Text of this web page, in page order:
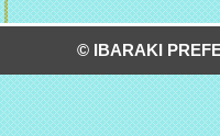
© IBARAKI